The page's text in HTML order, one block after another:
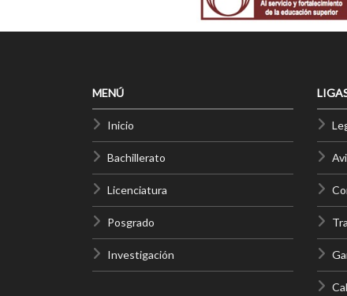
MENÚ
Inicio
Bachillerato
Licenciatura
Posgrado
Investigación